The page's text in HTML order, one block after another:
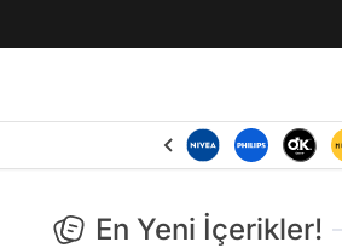
En Yeni İçerikler!